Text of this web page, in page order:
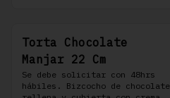
Torta Chocolate
Manjar 22 Cm
Se debe solicitar con 48hrs
hábiles. Bizcocho de chocolate